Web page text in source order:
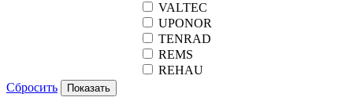
VALTEC
UPONOR
TENRAD
REMS
REHAU
Сбросить
Показать